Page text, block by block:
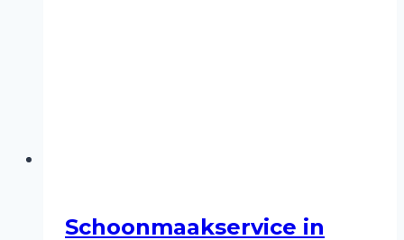
Schoonmaakservice in